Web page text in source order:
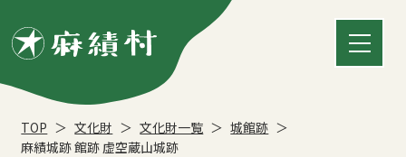
TOP 文化財 文化財一覧
城館跡
麻績城跡 館跡 虚空蔵山城跡